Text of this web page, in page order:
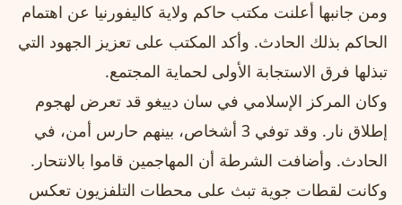
ومن جانبها أعلنت مكتب حاكم ولاية كاليفورنيا عن اهتمام
الحاكم بذلك الحادث. وأكد المكتب على تعزيز الجهود التي
تبذلها فرق الاستجابة الأولى لحماية المجتمع.
وكان المركز الإسلامي في سان دييغو قد تعرض لهجوم
إطلاق نار. وقد توفي 3 أشخاص، بينهم حارس أمن، في
الحادث. وأضافت الشرطة أن المهاجمين قاموا بالانتحار.
وكانت لقطات جوية تبث على محطات التلفزيون تعكس